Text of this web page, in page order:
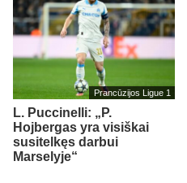
Prancūzijos Ligue 1
L. Puccinelli: „P.
Hojbergas yra visiškai
susitelkęs darbui
Marselyje“